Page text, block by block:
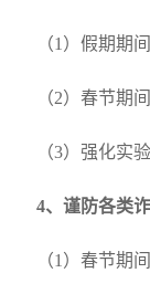
（1 ）假期期
（2）春节期
（3）强化实
4、谨防各类
（1 ）春节期